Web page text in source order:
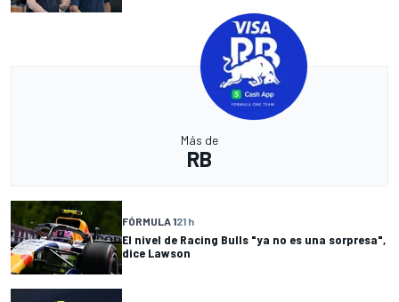
Más de
RB
FÓRMULA 121 h
El nivel de Racing Bulls "ya no es una sorpresa",
dice Lawson